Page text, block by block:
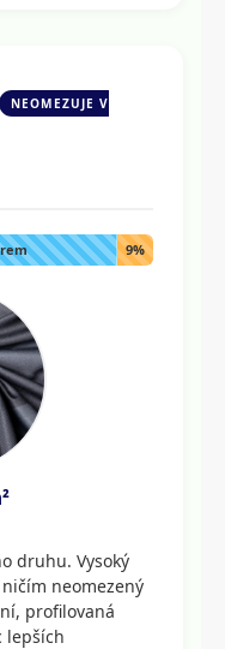
NEOMEZUJE V
9%
druhu. Vysoký
neomezený
profilovaná
lepších